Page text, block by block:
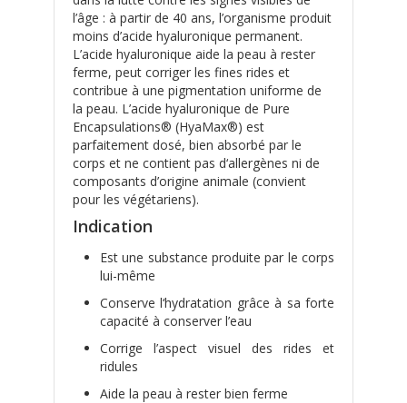
l’âge : à partir de 40 ans, l’organisme produit
moins d’acide hyaluronique permanent.
L’acide hyaluronique aide la peau à rester
ferme, peut corriger les fines rides et
contribue à une pigmentation uniforme de
la peau. L’acide hyaluronique de Pure
Encapsulations® (HyaMax®) est
parfaitement dosé, bien absorbé par le
corps et ne contient pas d‘allergènes ni de
composants d’origine animale (convient
pour les végétariens).
Indication
Est une substance produite par le corps
lui-même
Conserve l‘hydratation grâce à sa forte
capacité à conserver l’eau
Corrige l’aspect visuel des rides et
ridules
Aide la peau à rester bien ferme